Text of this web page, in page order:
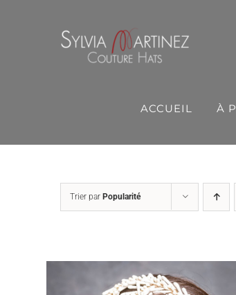
ACCUEIL À
Trier par Popularité